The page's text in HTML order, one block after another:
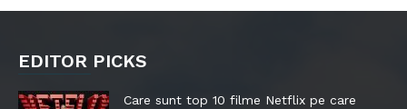
EDITOR PICKS
Care sunt top 10 filme Netflix pe care